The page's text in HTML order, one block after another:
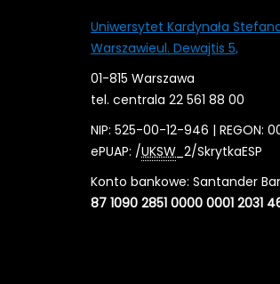
Uniwersytet Kardynała
Warszawieul. Dewajtis 5,
01-815 Warszawa
tel. centrala 22 561 88 00
NIP: 525-00-12-946 | REGON:
ePUAP: /UKSW _2/SkrytkaESP
Konto bankowe: Santander
87 1090 2851 0000 0001 2031